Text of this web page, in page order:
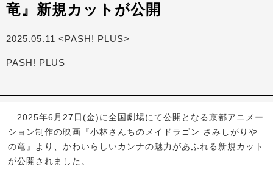
竜』新規カットが公開
2025.05.11 <PASH! PLUS>
PASH! PLUS
2025年6月27日(金)に全国劇場にて公開となる京都アニメー
ション制作の映画『小林さんちのメイドラゴン さみしがりや
の竜』より、かわいらしいカンナの魅力があふれる新規カット
が公開されました。...